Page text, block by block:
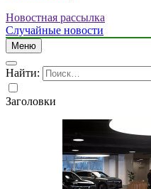
Новостная рассылка
Случайные новости
Меню
Найти:
Заголовки